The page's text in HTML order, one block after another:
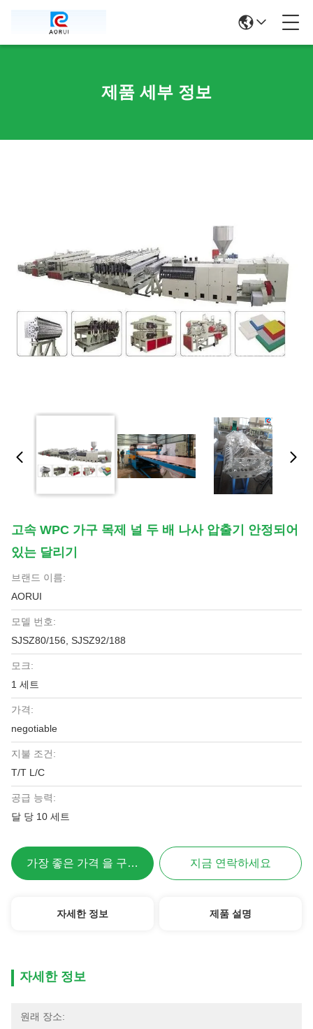
제품 세부 정보
고속 WPC 가구 목제 널 두 배 나사 압출기 안정되어
있는 달리기
브랜드 이름:
AORUI
모델 번호:
SJSZ80/156, SJSZ92/188
모크:
1 세트
가격:
negotiable
지불 조건:
T/T L/C
공급 능력:
달 당 10 세트
가장 좋은 가격 을 구하라 지금 연락하세요
자세한 정보 제품 설명
자세한 정보
원래 장소: